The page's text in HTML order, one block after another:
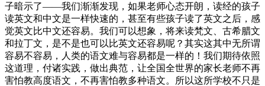
子暗示了——我们渐渐发现，如果老师心态开朗，读经的孩子
读英文和中文是一样快速的，甚至有些孩子读了英文之后，感
觉英文比中文还容易。我们可以想象，将来读梵文、古希腊文
和拉丁文，是不是也可以比英文还容易呢？其实这其中无所谓
容易不容易，人类的语文难与容易都是一样的！我们期待依照
这道理，付诸实践，做出典范，让全国全世界的家长老师不再
害怕教高度语文，不再害怕教多种语文。所以这所学校不只是